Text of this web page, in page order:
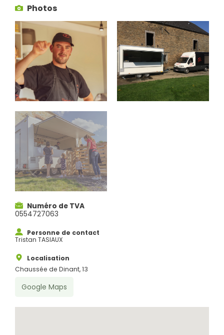
Photos
Numéro de TVA
0554727063
Personne de contact
Tristan TASIAUX
Localisation
Chaussée de Dinant, 13
Google Maps